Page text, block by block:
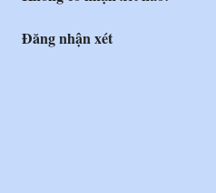
Đăng nhận xét